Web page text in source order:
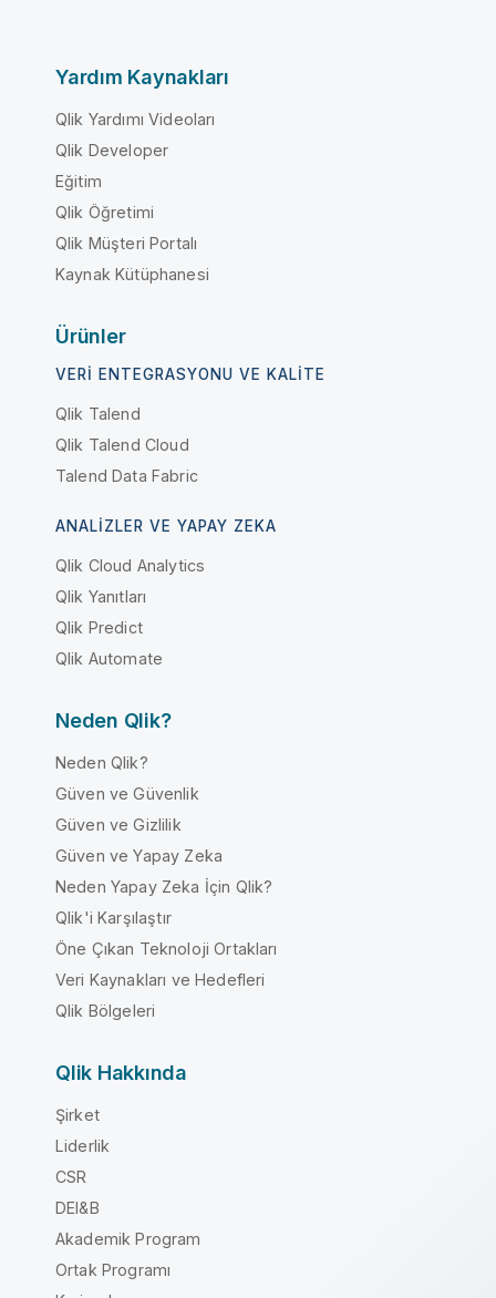
Yardım Kaynakları
Qlik Yardımı Videoları
Qlik Developer
Eğitim
Qlik Öğretimi
Qlik Müşteri Portalı
Kaynak Kütüphanesi
Ürünler
VERI ENTEGRASYONU VE KALITE
Qlik Talend
Qlik Talend Cloud
Talend Data Fabric
ANALIZLER VE YAPAY ZEKA
Qlik Cloud Analytics
Qlik Yanıtları
Qlik Predict
Qlik Automate
Neden Qlik?
Neden Qlik?
Güven ve Güvenlik
Güven ve Gizlilik
Güven ve Yapay Zeka
Neden Yapay Zeka İçin Qlik?
Qlik'i Karşılaştır
Öne Çıkan Teknoloji Ortakları
Veri Kaynakları ve Hedefleri
Qlik Bölgeleri
Qlik Hakkında
Şirket
Liderlik
CSR
DEI&B
Akademik Program
Ortak Programı